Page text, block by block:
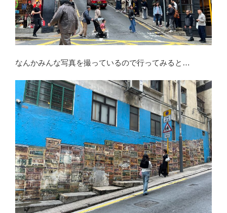
なんかみんな写真を撮っているので行ってみると…